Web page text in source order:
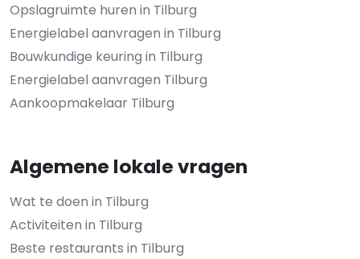
Opslagruimte huren in Tilburg
Energielabel aanvragen in Tilburg
Bouwkundige keuring in Tilburg
Energielabel aanvragen Tilburg
Aankoopmakelaar Tilburg
Algemene lokale vragen
Wat te doen in Tilburg
Activiteiten in Tilburg
Beste restaurants in Tilburg